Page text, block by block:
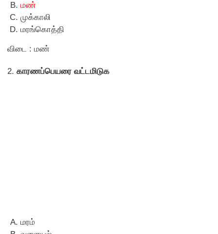
மண்
முக்காலி
மரங்கொத்தி
விடை : மண்
2. காரணப்பெயரை வட்டமிடுக
மரம்